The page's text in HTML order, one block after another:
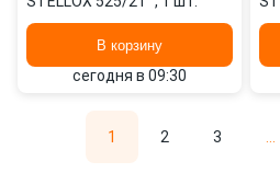
В корзину
сегодня в 09:30
1 2 3